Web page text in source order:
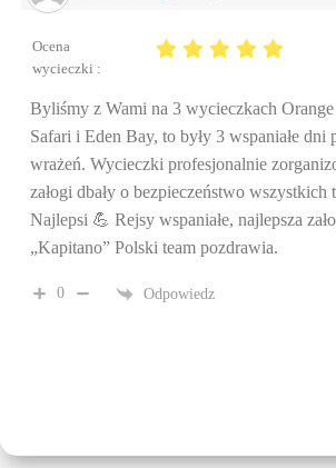
Ocena
wycieczki :
Byliśmy z Wami na 3 wycieczkach
Safari i Eden Bay, to były 3 wspaniałe dni
wrażeń. Wycieczki profesjonalnie
załogi dbały o bezpieczeństwo wszystkich
Najlepsi 💪 Rejsy wspaniałe, najlepsza
„Kapitano” Polski team pozdrawia.
0 Odpowiedz